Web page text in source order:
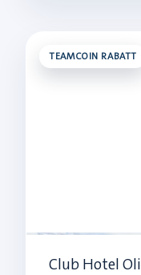
TEAMCOIN RABATT
Club Hotel